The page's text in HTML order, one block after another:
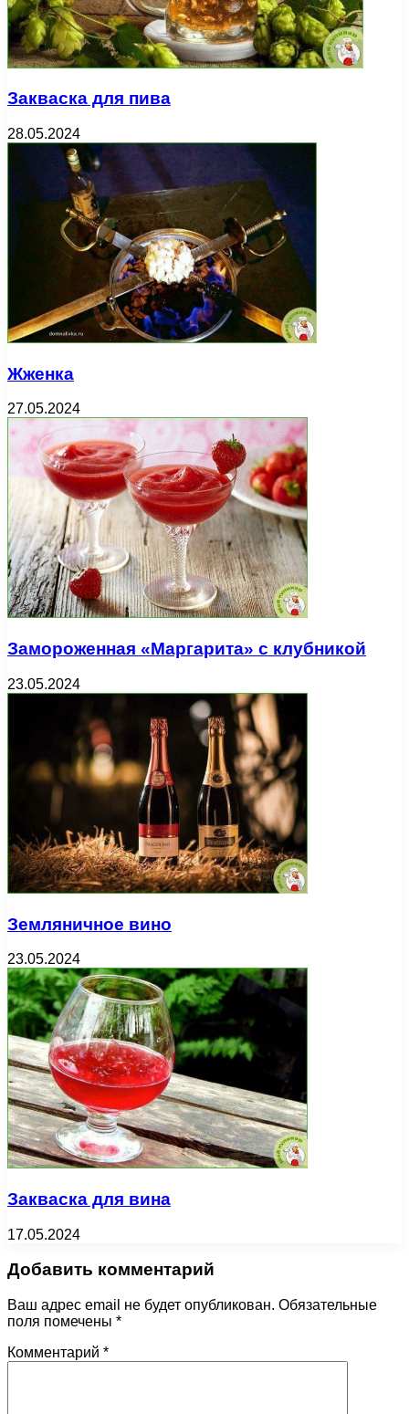
Закваска для пива
28.05.2024
Жженка
27.05.2024
Замороженная «Маргарита» с клубникой
23.05.2024
Земляничное вино
23.05.2024
Закваска для вина
17.05.2024
Добавить комментарий
Ваш адрес email не будет опубликован. Обязательные
поля помечены *
Комментарий *